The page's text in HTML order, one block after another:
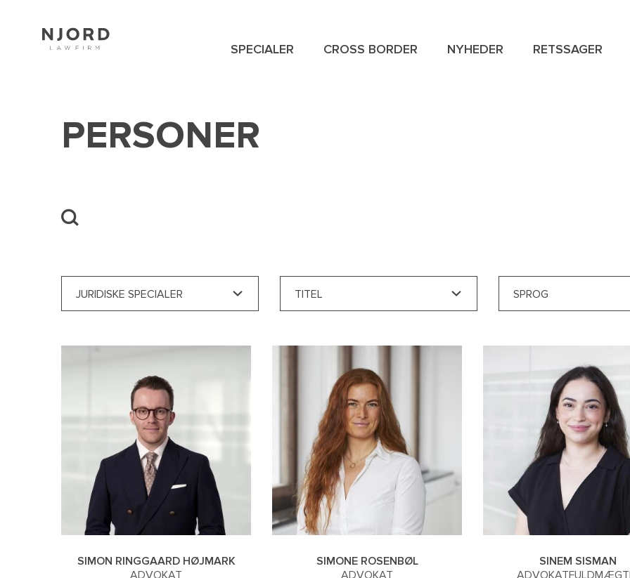
NAVIGATION
SPECIALER CROSS BORDER NYHEDER RETSSAGER
PERSONER
JURIDISKE SPECIALER TITEL SPROG
SIMON RINGGAARD HØJMARK
ADVOKAT
SIMONE ROSENBØL
ADVOKAT
SINEM SISMAN